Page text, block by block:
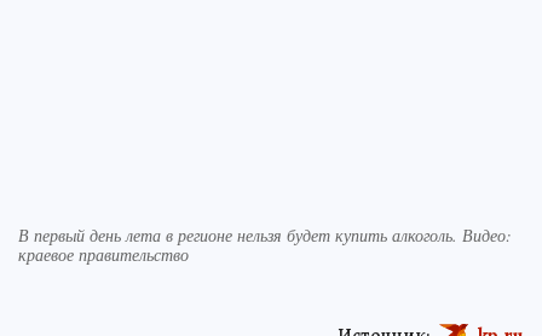
В первый день лета в регионе нельзя будет купить алкоголь. Видео:
краевое правительство